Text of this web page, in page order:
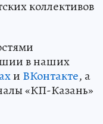
коллективов
в наших
и ВКонтакте, а
«КП-Казань»